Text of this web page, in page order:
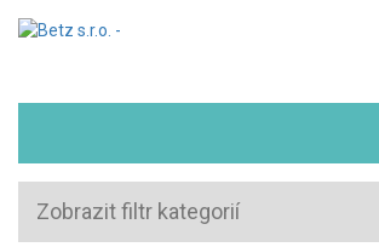
Zobrazit filtr kategorií